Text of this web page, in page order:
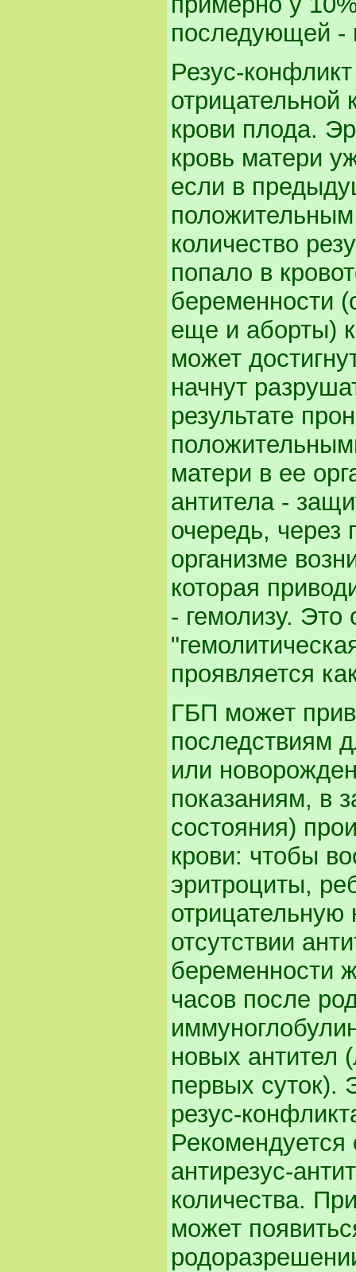
последующей -
Резус-
отрицательной
крови плода.
кровь матери
если в
количество
попало в
беременности
еще и аборты)
может
начнут
результате
матери в ее
антитела -
очередь, через
организме
которая
- гемолизу. Это
проявляется
ГБП может
последствиям
или
показаниям, в
состояния)
крови: чтобы
эритроциты,
отрицательную
отсутствии
беременности
часов после
новых антител
первых суток).
резус-
Рекомендуется
антирезус-
количества.
может